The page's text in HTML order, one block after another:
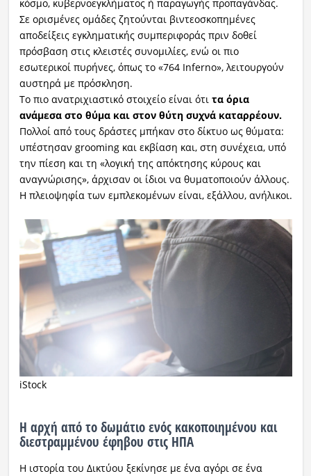
κόσμο, κυβερνοεγκλήματος ή παραγωγής προπαγάνδας.
Σε ορισμένες ομάδες ζητούνται βιντεοσκοπημένες
αποδείξεις εγκληματικής συμπεριφοράς πριν δοθεί
πρόσβαση στις κλειστές συνομιλίες, ενώ οι πιο
εσωτερικοί πυρήνες, όπως το «764 Inferno», λειτουργούν
αυστηρά με πρόσκληση.
Το πιο ανατριχιαστικό στοιχείο είναι ότι τα όρια
ανάμεσα στο θύμα και στον θύτη συχνά καταρρέουν.
Πολλοί από τους δράστες μπήκαν στο δίκτυο ως θύματα:
υπέστησαν grooming και εκβίαση και, στη συνέχεια, υπό
την πίεση και τη «λογική της απόκτησης κύρους και
αναγνώρισης», άρχισαν οι ίδιοι να θυματοποιούν άλλους.
Η πλειοψηφία των εμπλεκομένων είναι, εξάλλου, ανήλικοι.
iStock
Η αρχή από το δωμάτιο ενός κακοποιημένου και
διεστραμμένου έφηβου στις ΗΠΑ
Η ιστορία του Δικτύου ξεκίνησε με ένα αγόρι σε ένα